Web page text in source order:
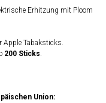
Erhitzung mit Ploom
Apple Tabaksticks.
200 Sticks.
Union: